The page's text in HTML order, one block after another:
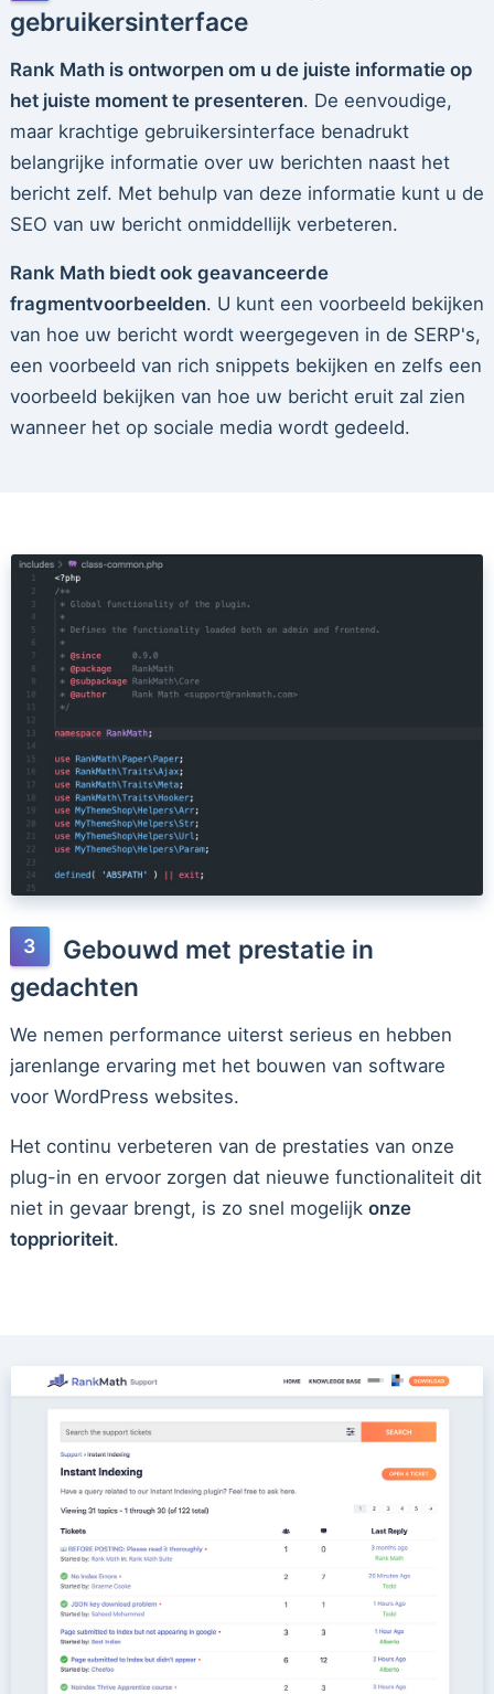
gebruikersinterface
Rank Math is ontworpen om u de juiste informatie op
het juiste moment te presenteren. De eenvoudige,
maar krachtige gebruikersinterface benadrukt
belangrijke informatie over uw berichten naast het
bericht zelf. Met behulp van deze informatie kunt u de
SEO van uw bericht onmiddellijk verbeteren.
Rank Math biedt ook geavanceerde
fragmentvoorbeelden. U kunt een voorbeeld bekijken
van hoe uw bericht wordt weergegeven in de SERP's,
een voorbeeld van rich snippets bekijken en zelfs een
voorbeeld bekijken van hoe uw bericht eruit zal zien
wanneer het op sociale media wordt gedeeld.
Gebouwd met prestatie in
gedachten
We nemen performance uiterst serieus en hebben
jarenlange ervaring met het bouwen van software
voor WordPress websites.
Het continu verbeteren van de prestaties van onze
plug-in en ervoor zorgen dat nieuwe functionaliteit dit
niet in gevaar brengt, is zo snel mogelijk onze
topprioriteit.